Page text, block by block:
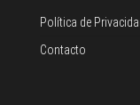
Política de
Contacto